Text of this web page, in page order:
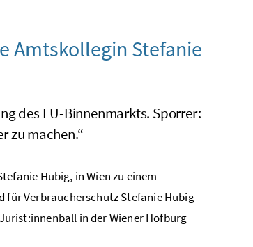
Amtskollegin Stefanie
des EU-Binnenmarkts. Sporrer:
zu machen.“
Hubig, in Wien zu einem
für Verbraucherschutz Stefanie Hubig
in der Wiener Hofburg